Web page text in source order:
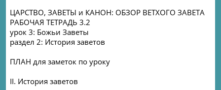
Completion requirements
ЦАРСТВО, ЗАВЕТЫ и КАНОН: ОБЗОР ВЕТХОГО ЗАВЕТА
РАБОЧАЯ ТЕТРАДЬ 3.2
урок 3: Божьи Заветы
раздел 2: История заветов
ПЛАН для заметок по уроку
II. История заветов